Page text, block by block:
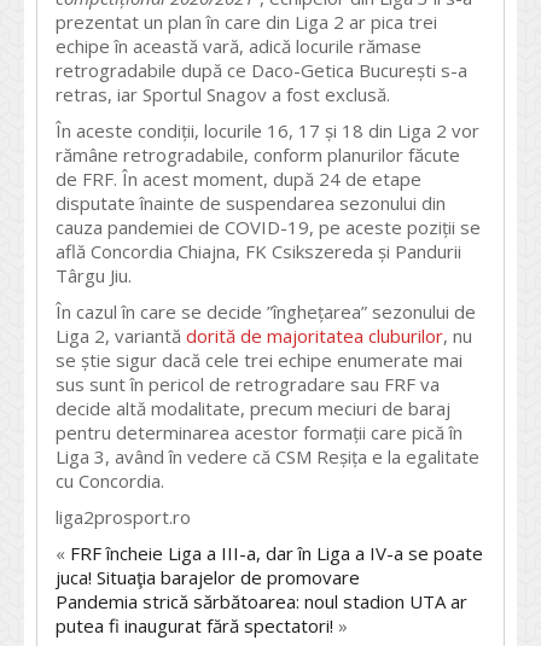
prezentat un plan în care din Liga 2 ar pica trei
echipe în această vară, adică locurile rămase
retrogradabile după ce Daco-Getica București s-a
retras, iar Sportul Snagov a fost exclusă.
În aceste condiții, locurile 16, 17 și 18 din Liga 2 vor
rămâne retrogradabile, conform planurilor făcute
de FRF. În acest moment, după 24 de etape
disputate înainte de suspendarea sezonului din
cauza pandemiei de COVID-19, pe aceste poziții se
află Concordia Chiajna, FK Csikszereda și Pandurii
Târgu Jiu.
În cazul în care se decide ”înghețarea” sezonului de
Liga 2, variantă dorită de majoritatea cluburilor, nu
se știe sigur dacă cele trei echipe enumerate mai
sus sunt în pericol de retrogradare sau FRF va
decide altă modalitate, precum meciuri de baraj
pentru determinarea acestor formații care pică în
Liga 3, având în vedere că CSM Reșița e la egalitate
cu Concordia.
liga2prosport.ro
« FRF încheie Liga a III-a, dar în Liga a IV-a se poate
juca! Situaţia barajelor de promovare
Pandemia strică sărbătoarea: noul stadion UTA ar
putea fi inaugurat fără spectatori! »